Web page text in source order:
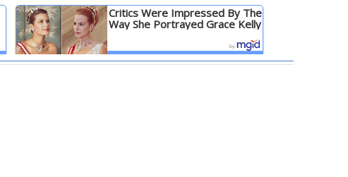
Critics Were Impressed By The
Way She Portrayed Grace Kelly
Детальніше